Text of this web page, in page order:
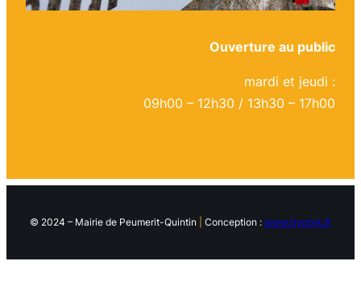
Ouverture au public
mardi et jeudi :
09h00 – 12h30 / 13h30 – 17h00
© 2024 – Mairie de Peumerit-Quintin Conception : www.tryptyk.fr